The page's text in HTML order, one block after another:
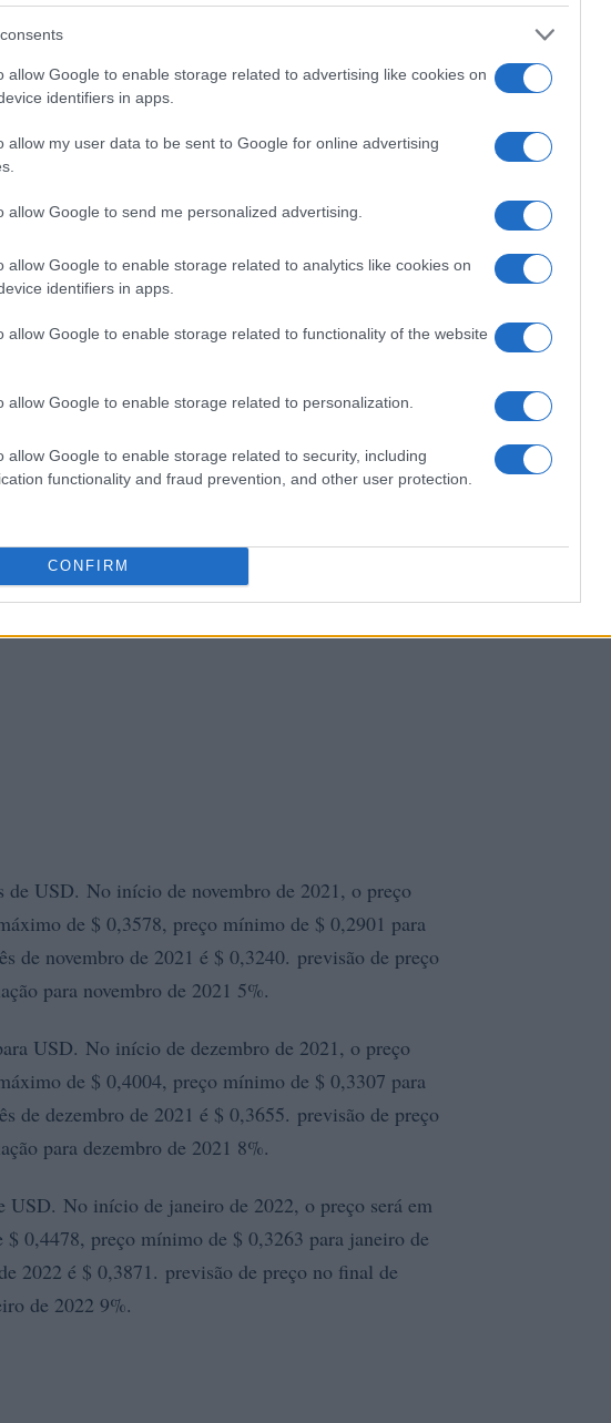
allow Google to enable storage related to advertising like cookies on
identifiers in apps.
allow my user data to be sent to Google for online advertising
allow Google to send me personalized advertising.
allow Google to enable storage related to analytics like cookies on
identifiers in apps.
allow Google to enable storage related to functionality of the website
allow Google to enable storage related to personalization.
allow Google to enable storage related to security, including
functionality and fraud prevention, and other user protection.
CONFIRM
2021, 2022, 2023, 2024, 2025
USD. No início de setembro de 2021, o preço será
de $ 0,3499, preço mínimo de $ 0,2740 para
setembro de 2021 é $ 0,3119. previsão de preços
para setembro de 2021 -3%.
de $ 0,3500, preço mínimo de $ 0,2732 para
outubro de 2021 é $ 0,3116. previsão de preço no
outubro de 2021 -7%.
de USD. No início de novembro de 2021, o preço
de $ 0,3578, preço mínimo de $ 0,2901 para
de novembro de 2021 é $ 0,3240. previsão de preço
para novembro de 2021 5%.
USD. No início de dezembro de 2021, o preço
de $ 0,4004, preço mínimo de $ 0,3307 para
de dezembro de 2021 é $ 0,3655. previsão de preço
para dezembro de 2021 8%.
USD. No início de janeiro de 2022, o preço será em
0,4478, preço mínimo de $ 0,3263 para janeiro de
2022 é $ 0,3871. previsão de preço no final de
de 2022 9%.